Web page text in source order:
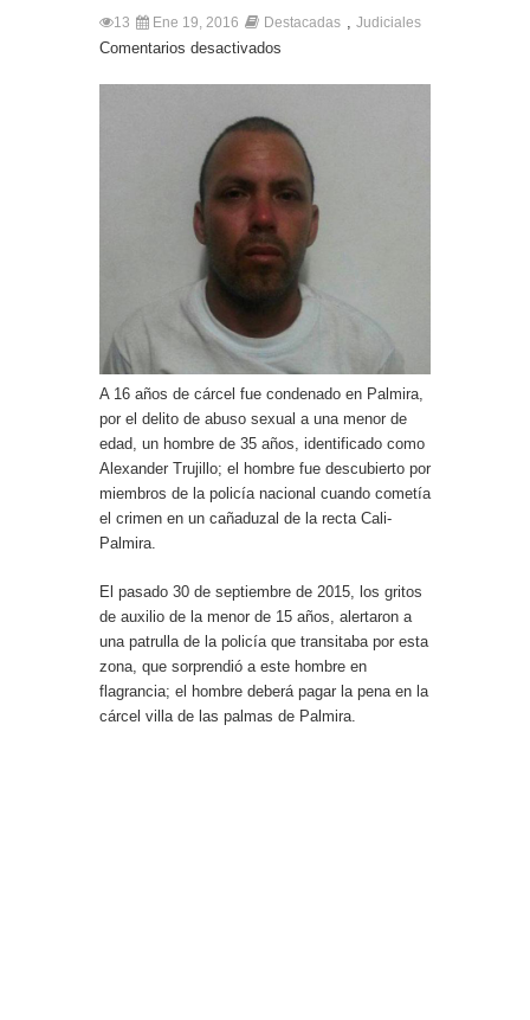
13 Ene 19, 2016 Destacadas , Judiciales
Comentarios desactivados
A 16 años de cárcel fue condenado en Palmira,
por el delito de abuso sexual a una menor de
edad, un hombre de 35 años, identificado como
Alexander Trujillo; el hombre fue descubierto por
miembros de la policía nacional cuando cometía
el crimen en un cañaduzal de la recta Cali-
Palmira.
El pasado 30 de septiembre de 2015, los gritos
de auxilio de la menor de 15 años, alertaron a
una patrulla de la policía que transitaba por esta
zona, que sorprendió a este hombre en
flagrancia; el hombre deberá pagar la pena en la
cárcel villa de las palmas de Palmira.